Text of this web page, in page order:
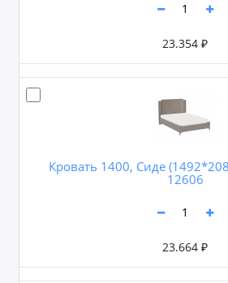
23.354 ₽
Кровать 1400, Сиде
12606
23.664 ₽